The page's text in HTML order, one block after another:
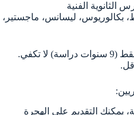
الثانوية الفنية
بكالوريوس، ليسانس، ماجستير،
الشهادة الإعدادية فقط (9 سنوات دراسة) لا تكفي.
يمكنك التقديم على الهجرة